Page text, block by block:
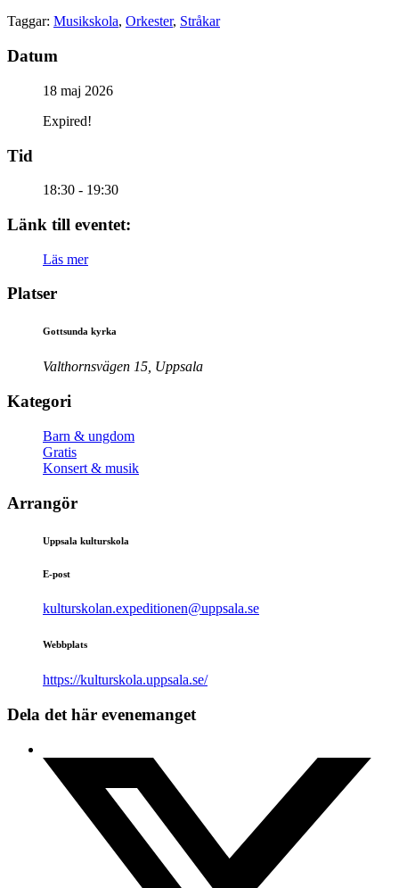
Taggar: Musikskola, Orkester, Stråkar
Datum
18 maj 2026
Expired!
Tid
18:30 - 19:30
Länk till eventet:
Läs mer
Platser
Gottsunda kyrka
Valthornsvägen 15, Uppsala
Kategori
Barn & ungdom
Gratis
Konsert & musik
Arrangör
Uppsala kulturskola
E-post
kulturskolan.expeditionen@uppsala.se
Webbplats
https://kulturskola.uppsala.se/
Dela det här evenemanget